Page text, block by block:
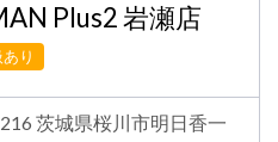
Plus2 岩瀬店
り
茨城県桜川市明日香一